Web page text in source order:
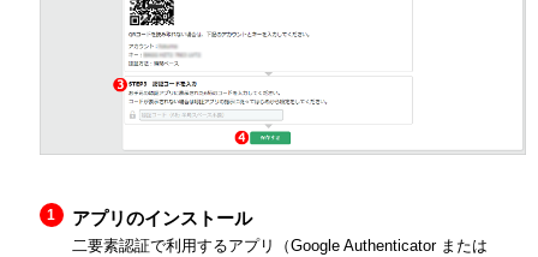
アプリのインストール
二要素認証で利用するアプリ（Google Authenticator または